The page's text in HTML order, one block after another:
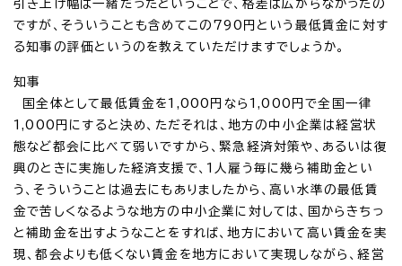
引き上げ幅は一緒だったということで、格差は広がらなかったの
ですが、そういうことも含めてこの790円という最低賃金に対す
る知事の評価というのを教えていただけますでしょうか。
知事
国全体として最低賃金を1,000円なら1,000円で全国一律
1,000円にすると決め、ただそれは、地方の中小企業は経営状
態など都会に比べて弱いですから、緊急経済対策や、あるいは復
興のときに実施した経済支援で、1人雇う毎に幾ら補助金とい
う、そういうことは過去にもありましたから、高い水準の最低賃
金で苦しくなるような地方の中小企業に対しては、国からきちっ
と補助金を出すようなことをすれば、地方において高い賃金を実
現、都会よりも低くない賃金を地方において実現しながら、経営